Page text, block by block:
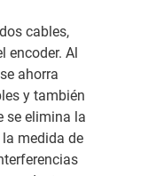
cables,
encoder. Al
ahorra
y también
se elimina la
medida de